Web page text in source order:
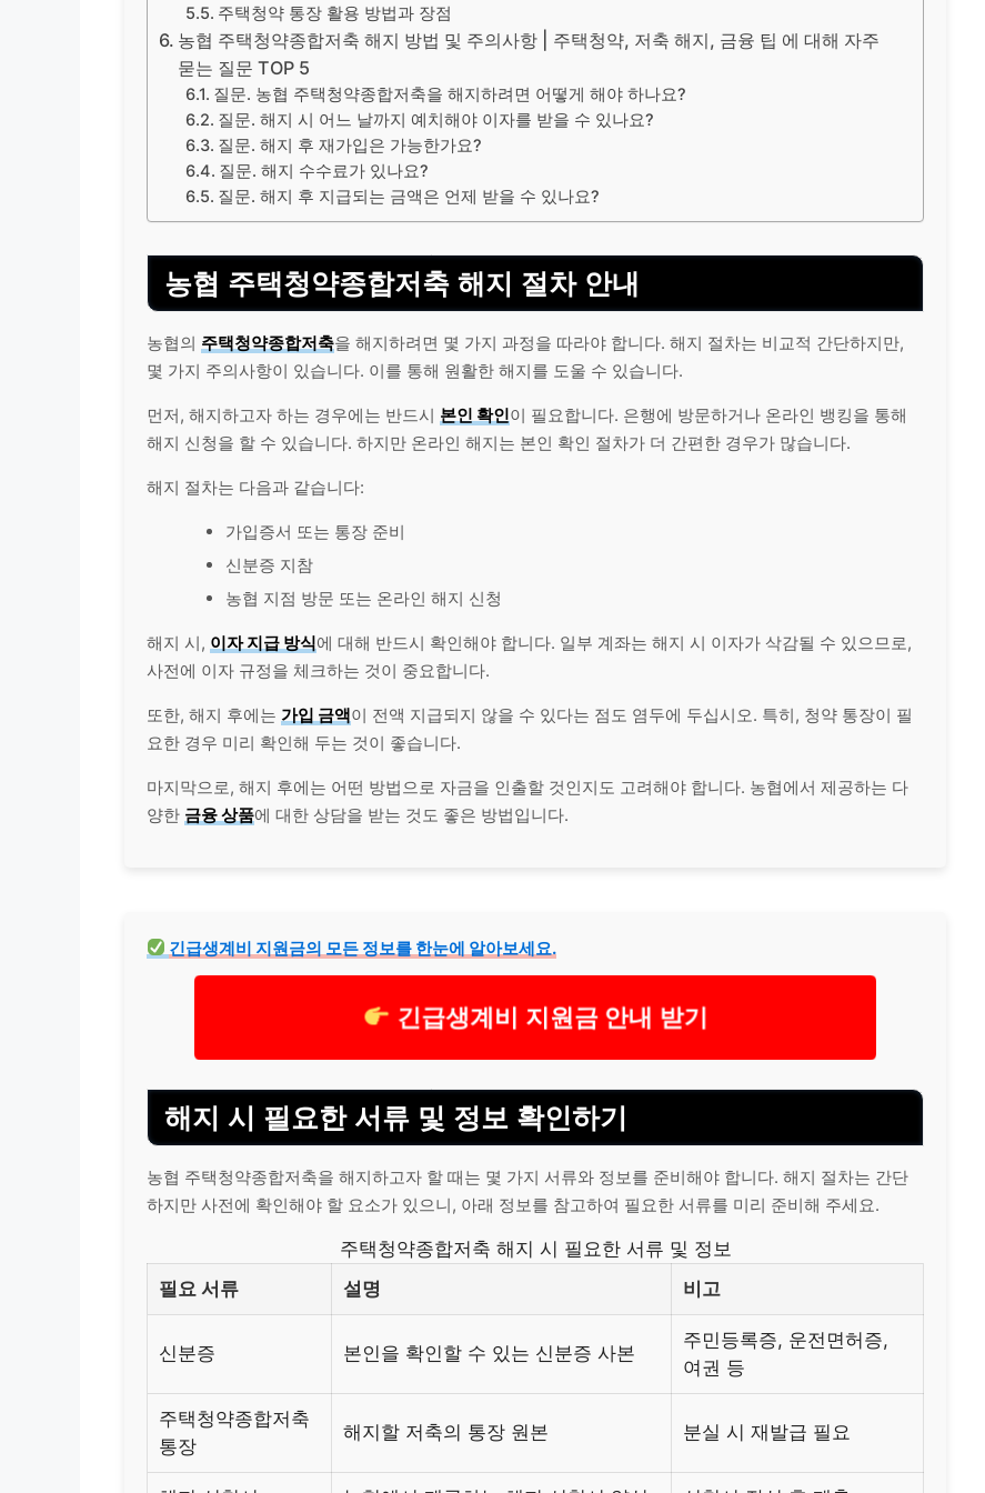
주택청약 통장 활용 방법과 장점
농협 주택청약종합저축 해지 방법 및 주의사항 | 주택청약, 저축 해지, 금융 팁 에 대해 자주
묻는 질문 TOP 5
질문. 농협 주택청약종합저축을 해지하려면 어떻게 해야 하나요?
질문. 해지 시 어느 날까지 예치해야 이자를 받을 수 있나요?
질문. 해지 후 재가입은 가능한가요?
질문. 해지 수수료가 있나요?
질문. 해지 후 지급되는 금액은 언제 받을 수 있나요?
농협 주택청약종합저축 해지 절차 안내
농협의 주택청약종합저축을 해지하려면 몇 가지 과정을 따라야 합니다. 해지 절차는 비교적 간단하지만,
몇 가지 주의사항이 있습니다. 이를 통해 원활한 해지를 도울 수 있습니다.
먼저, 해지하고자 하는 경우에는 반드시 본인 확인이 필요합니다. 은행에 방문하거나 온라인 뱅킹을 통해
해지 신청을 할 수 있습니다. 하지만 온라인 해지는 본인 확인 절차가 더 간편한 경우가 많습니다.
해지 절차는 다음과 같습니다:
가입증서 또는 통장 준비
신분증 지참
농협 지점 방문 또는 온라인 해지 신청
해지 시, 이자 지급 방식에 대해 반드시 확인해야 합니다. 일부 계좌는 해지 시 이자가 삭감될 수 있으므로,
사전에 이자 규정을 체크하는 것이 중요합니다.
또한, 해지 후에는 가입 금액이 전액 지급되지 않을 수 있다는 점도 염두에 두십시오. 특히, 청약 통장이 필
요한 경우 미리 확인해 두는 것이 좋습니다.
마지막으로, 해지 후에는 어떤 방법으로 자금을 인출할 것인지도 고려해야 합니다. 농협에서 제공하는 다
양한 금융 상품에 대한 상담을 받는 것도 좋은 방법입니다.
긴급생계비 지원금의 모든 정보를 한눈에 알아보세요.
긴급생계비 지원금 안내 받기
해지 시 필요한 서류 및 정보 확인하기
농협 주택청약종합저축을 해지하고자 할 때는 몇 가지 서류와 정보를 준비해야 합니다. 해지 절차는 간단
하지만 사전에 확인해야 할 요소가 있으니, 아래 정보를 참고하여 필요한 서류를 미리 준비해 주세요.
주택청약종합저축 해지 시 필요한 서류 및 정보
필요 서류
설명 비고
신분증 본인을 확인할 수 있는 신분증 사본
주민등록증, 운전면허증,
여권 등
주택청약종합저축
통장
해지할 저축의 통장 원본 분실 시 재발급 필요